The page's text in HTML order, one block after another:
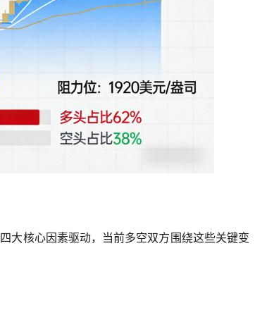
四大核心因素驱动，当前多空双方围绕这些关键变